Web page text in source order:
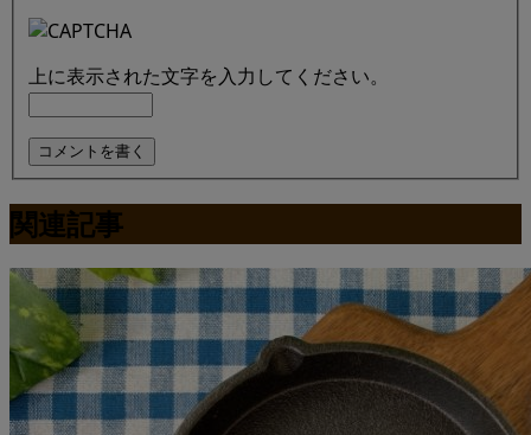
上に表示された文字を入力してください。
関連記事